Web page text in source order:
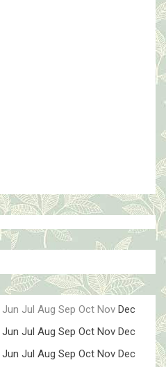
Jun Jul Aug Sep Oct Nov Dec
Jun Jul Aug Sep Oct Nov Dec
Jun Jul Aug Sep Oct Nov Dec